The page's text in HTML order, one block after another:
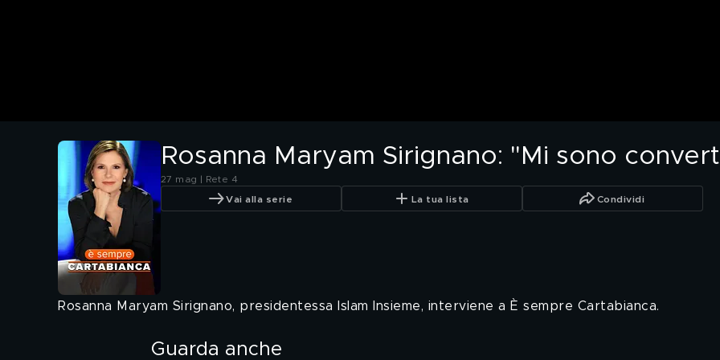
Rosanna Maryam Sirignano: "Mi sono
27 mag | Rete 4
Vai alla serie La tua lista Condividi
Rosanna Maryam Sirignano, presidentessa Islam Insieme, interviene a È sempre Cartabianca.
Guarda anche